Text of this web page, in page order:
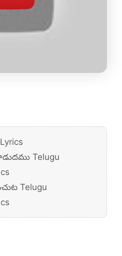
Telugu
Telugu